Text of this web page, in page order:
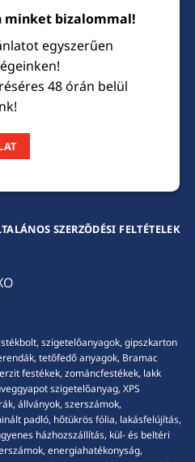
minket bizalommal!
egyszerűen
48 órán belül
SZERZŐDÉSI FELTÉTELEK
szigetelőanyagok, gipszkarton
tetőfedő anyagok, Bramac
festékek, zománcfestékek, lakk
szigetelőanyag, XPS
állványok, szerszámok,
padló, hőtükrös fólia, lakásfelújítás,
házhozszállítás, kül- és beltéri
energiahatékonyság,